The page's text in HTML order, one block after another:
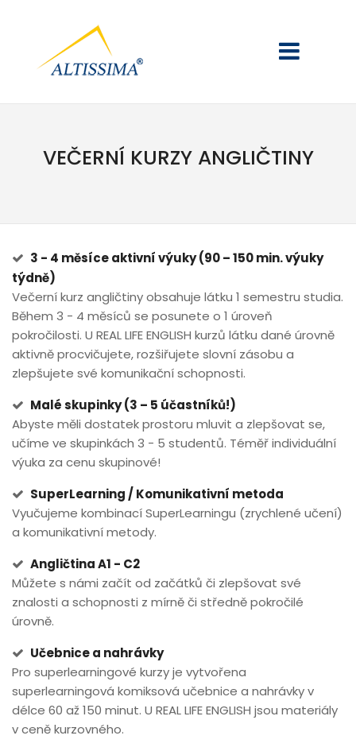
VEČERNÍ KURZY ANGLIČTINY
3 - 4 měsíce aktivní výuky (90 – 150 min. výuky
týdně)
Večerní kurz angličtiny obsahuje látku 1 semestru studia.
Během 3 - 4 měsíců se posunete o 1 úroveň
pokročilosti. U REAL LIFE ENGLISH kurzů látku dané úrovně
aktivně procvičujete, rozšiřujete slovní zásobu a
zlepšujete své komunikační schopnosti.
Malé skupinky (3 – 5 účastníků!)
Abyste měli dostatek prostoru mluvit a zlepšovat se,
učíme ve skupinkách 3 - 5 studentů. Téměř individuální
výuka za cenu skupinové!
SuperLearning / Komunikativní metoda
Vyučujeme kombinací SuperLearningu (zrychlené učení)
a komunikativní metody.
Angličtina A1 - C2
Můžete s námi začít od začátků či zlepšovat své
znalosti a schopnosti z mírně či středně pokročilé
úrovně.
Učebnice a nahrávky
Pro superlearningové kurzy je vytvořena
superlearningová komiksová učebnice a nahrávky v
délce 60 až 150 minut. U REAL LIFE ENGLISH jsou materiály
v ceně kurzovného.